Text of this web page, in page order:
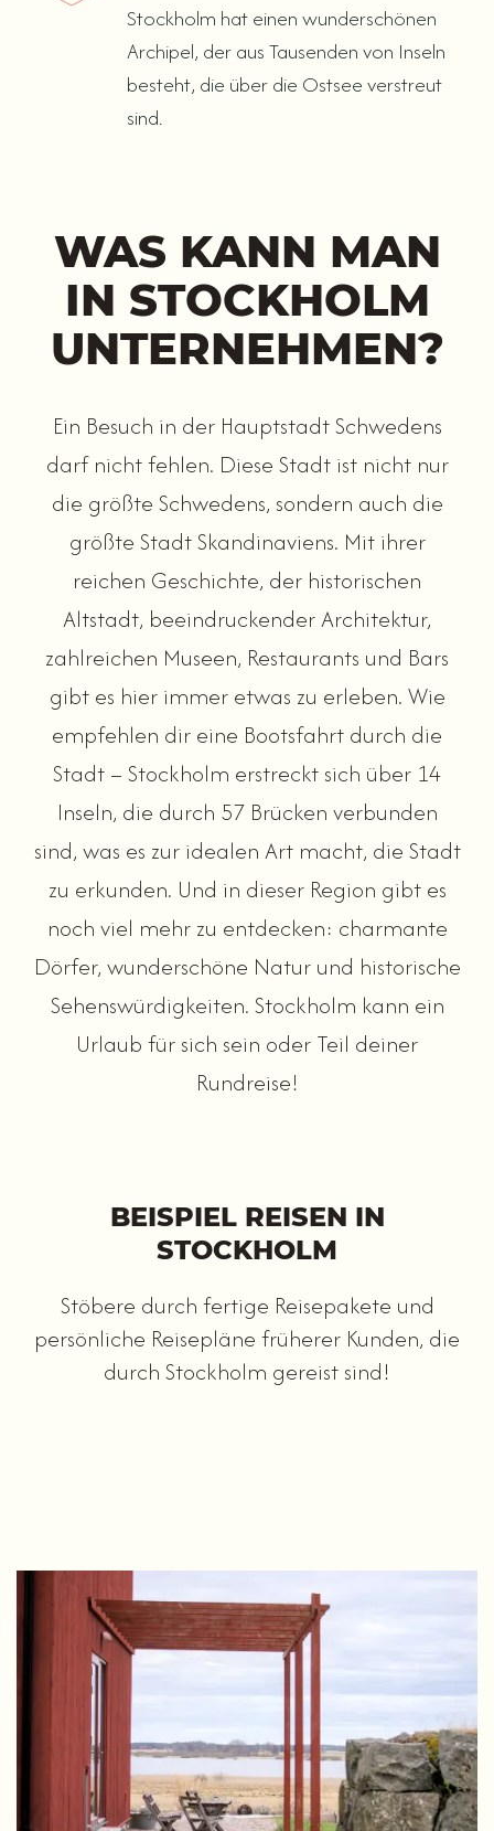
Stockholm hat einen wunderschönen
Archipel, der aus Tausenden von Inseln
besteht, die über die Ostsee verstreut
sind.
WAS KANN MAN
IN STOCKHOLM
UNTERNEHMEN?
Ein Besuch in der Hauptstadt Schwedens
darf nicht fehlen. Diese Stadt ist nicht nur
die größte Schwedens, sondern auch die
größte Stadt Skandinaviens. Mit ihrer
reichen Geschichte, der historischen
Altstadt, beeindruckender Architektur,
zahlreichen Museen, Restaurants und Bars
gibt es hier immer etwas zu erleben. Wie
empfehlen dir eine Bootsfahrt durch die
Stadt – Stockholm erstreckt sich über 14
Inseln, die durch 57 Brücken verbunden
sind, was es zur idealen Art macht, die Stadt
zu erkunden. Und in dieser Region gibt es
noch viel mehr zu entdecken: charmante
Dörfer, wunderschöne Natur und historische
Sehenswürdigkeiten. Stockholm kann ein
Urlaub für sich sein oder Teil deiner
Rundreise!
BEISPIEL REISEN IN
STOCKHOLM
Stöbere durch fertige Reisepakete und
persönliche Reisepläne früherer Kunden, die
durch Stockholm gereist sind!